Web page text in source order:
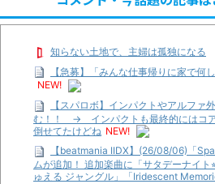
知らない土地で、主婦は孤独になる
【急募】「みんな仕事帰りに家で何
NEW!
【スパロボ】インパクトやアルファ
む！！ → インパクトも最終的にはコア
倒せてたけどね NEW!
【beatmania IIDX】(26/08/06)「
ムが追加！ 追加楽曲に「サタデーナイト
ゅえる ジャングル」「Iridescent